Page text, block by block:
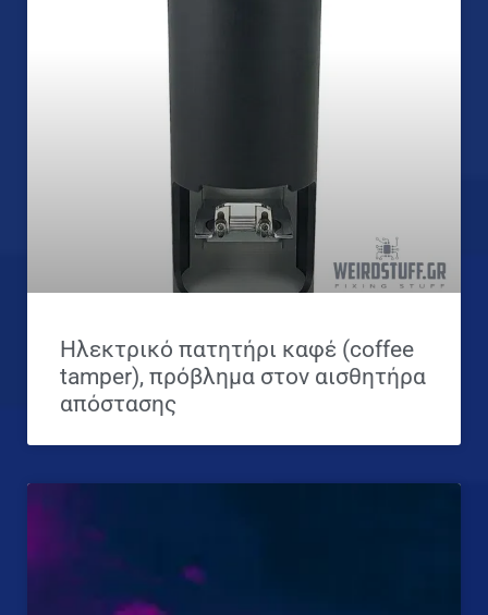
Ηλεκτρικό πατητήρι καφέ (coffee
tamper), πρόβλημα στον αισθητήρα
απόστασης